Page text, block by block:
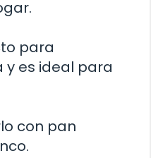
para
es ideal para
con pan